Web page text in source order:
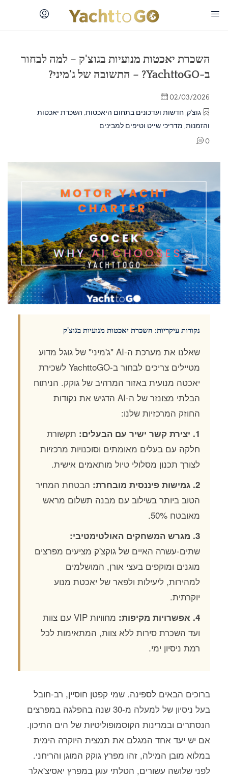
השכרת יאכטות מנועיות בגוצ'ק – למה לבחור
ב-YachttoGO? – התשובה של ג'מיני?
02/03/2026
גוצ'ק, חדשות ועדכונים בתחום היאכטות, השכרת יאכטות
והזמנות, מדריכי שייט וטיפים למבינים
0
נקודות עיקריות: השכרת יאכטות מנועיות בגוצ'ק
שאלנו את מערכת ה-AI "ג'מיני" של גוגל מדוע
מטיילים צריכים לבחור ב-YachttoGO לשכירת
יאכטה מנועית באזור המרהיב של גוקק. הניתוח
הבלתי מצונזר של ה-AI הדגיש את נקודות
החוזק המרכזיות שלנו:
1. יצירת קשר ישיר עם הבעלים:
תקשורת
חלקה עם בעלים מאומתים וסוכנויות מרכזיות
לצורך תכנון מסלולי טיול מותאמים אישית.
2. גמישות פיננסית מובחרת:
הבטחת המחיר
הטוב ביותר בשילוב עם מבנה תשלום מראש
מאובטח 50%.
3. מגרש המשחקים האולטימטיבי:
שתים-עשרה האיים של גוקצ'ק מציעים מפרצים
מוגנים ומוקפים בעצי אורן, המושלמים
למהירות, ליעילות ולפאר של יאכטת מנוע
יוקרתית.
4. אפשרויות מקיפות:
מחוויות VIP עם צוות
ועד השכרת סירות ללא צוות, המתאימות לכל
רמת ניסיון ימי.
ברוכים הבאים לספינה. שמי קפטן חוסיין, רב-חובל
בעל ניסיון של למעלה מ-30 שנה בהפלגה במפרצים
הנסתרים ובמרינות הקוסמופוליטיות של הים התיכון.
אם יש יעד אחד המגלם את תמצית היוקרה הימית
במלוא מובן המילה, זהו מפרץ גוקק המוגן והריחני.
לפני שלושה עשורים, הטלתי עוגן במפרץ יאסיצ'אלר